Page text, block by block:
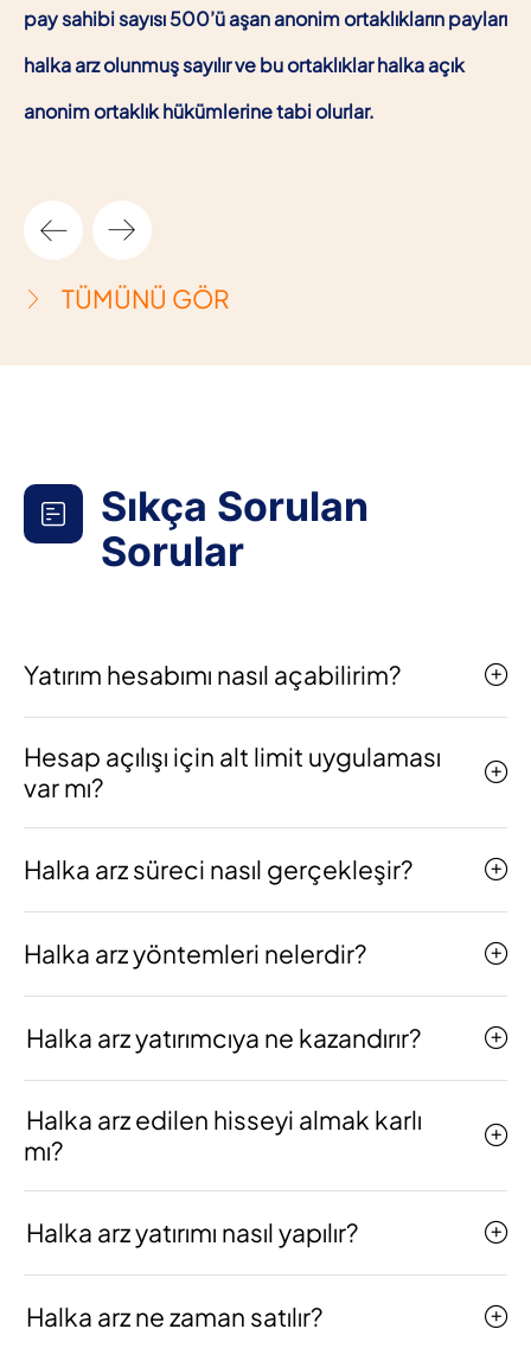
şirket grubu tarafından tercih edilir.
TÜMÜNÜ GÖR
Sıkça Sorulan
Sorular
Yatırım hesabımı nasıl açabilirim?
Hesap açılışı için alt limit uygulaması
var mı?
Halka arz süreci nasıl gerçekleşir?
Halka arz yöntemleri nelerdir?
Halka arz yatırımcıya ne kazandırır?
Halka arz edilen hisseyi almak karlı
mı?
Halka arz yatırımı nasıl yapılır?
Halka arz ne zaman satılır?